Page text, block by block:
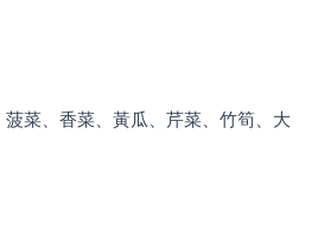
菜、香菜、黃瓜、芹菜、竹筍、大